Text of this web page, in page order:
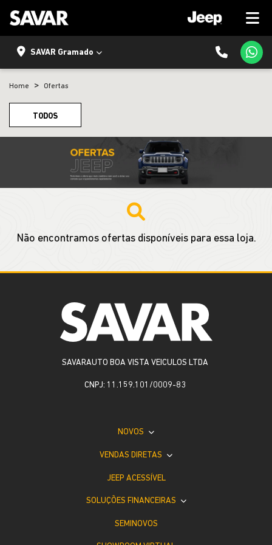
SAVAR Gramado
Home Ofertas
TODOS
Não encontramos ofertas disponíveis para essa loja.
SAVARAUTO BOA VISTA VEICULOS LTDA
CNPJ: 11.159.101/0009-83
NOVOS
VENDAS DIRETAS
JEEP ACESSÍVEL
SOLUÇÕES FINANCEIRAS
SEMINOVOS